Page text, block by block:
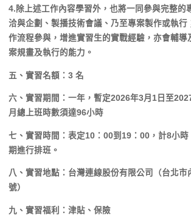
4.除上述工作內容學習外，也將一同參與完整的
洽與企劃、製播技術會議、乃至專案製作或執行
作流程參與，增進實習生的實戰經驗，亦會輔導
案規畫及執行的能力。
五、實習名額：3 名
六、實習期間：一年，暫定2026年3月1日至
月總上班時數須達96小時
七、實習時間：表定10：00到19：00，計8小時
期進行排班。
八、實習地點：台灣連線股份有限公司（台北市
號）
九、實習福利：津貼、保險